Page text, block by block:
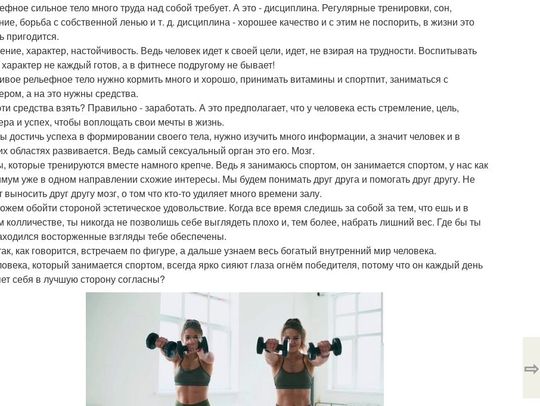
сильное тело много труда над собой требует. А это - дисциплина. Регулярные тренировки, сон,
борьба с собственной ленью и т. д. дисциплина - хорошее качество и с этим не поспорить, в жизни это
пригодится.
характер, настойчивость. Ведь человек идет к своей цели, идет, не взирая на трудности. Воспитывать
не каждый готов, а в фитнесе подругому не бывает!
рельефное тело нужно кормить много и хорошо, принимать витамины и спортпит, заниматься с
а на это нужны средства.
средства взять? Правильно - заработать. А это предполагает, что у человека есть стремление, цель,
и успех, чтобы воплощать свои мечты в жизнь.
достичь успеха в формировании своего тела, нужно изучить много информации, а значит человек и в
областях развивается. Ведь самый сексуальный орган это его. Мозг.
которые тренируются вместе намного крепче. Ведь я занимаюсь спортом, он занимается спортом, у нас как
уже в одном направлении схожие интересы. Мы будем понимать друг друга и помогать друг другу. Не
выносить друг другу мозг, о том что кто-то удиляет много времени залу.
обойти стороной эстетическое удовольствие. Когда все время следишь за собой за тем, что ешь и в
колличестве, ты никогда не позволишь себе выглядеть плохо и, тем более, набрать лишний вес. Где бы ты
восторженные взгляды тебе обеспечены.
как говорится, встречаем по фигуре, а дальше узнаем весь богатый внутренний мир человека.
который занимается спортом, всегда ярко сияют глаза огнём победителя, потому что он каждый день
себя в лучшую сторону согласны?
⇨